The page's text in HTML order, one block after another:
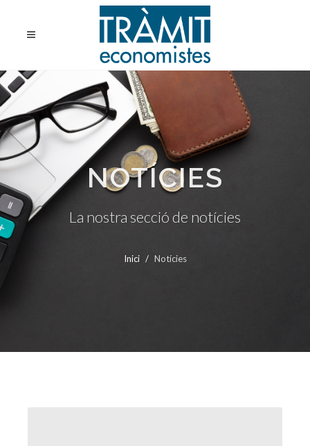
NOTÍCIES
La nostra secció de notícies
Inici Notícies